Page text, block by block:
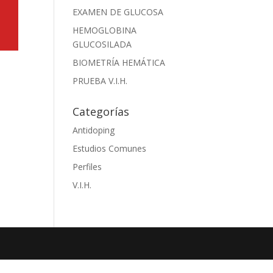
EXAMEN DE GLUCOSA
HEMOGLOBINA
GLUCOSILADA
BIOMETRÍA HEMÁTICA
PRUEBA V.I.H.
Categorías
Antidoping
Estudios Comunes
Perfiles
V.I.H.